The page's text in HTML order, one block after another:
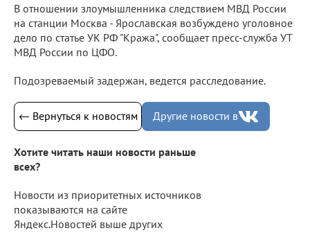
В отношении злоумышленника следствием МВД России
на станции Москва - Ярославская возбуждено уголовное
дело по статье УК РФ "Кража", сообщает пресс-служба УТ
МВД России по ЦФО.
Подозреваемый задержан, ведется расследование.
← Вернуться к новостям Другие новости в
Хотите читать наши новости раньше
всех?
Новости из приоритетных источников
показываются на сайте
Яндекс.Новостей выше других